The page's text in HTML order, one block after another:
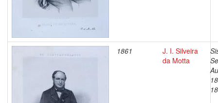
1861
J. I. Silveira
da Motta